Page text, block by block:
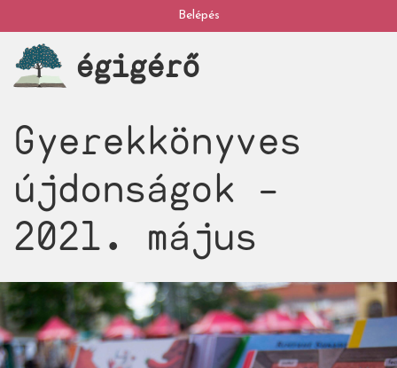
a
tartalomra
My
account
Belépés
égigérő
Gyerekkönyves
újdonságok –
2021. május